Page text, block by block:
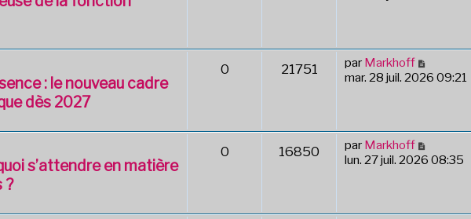
: le nouveau cadre
dès 2027
0 21751 par Markhoff
mar. 28 juil. 2026 09:21
s’attendre en matière
?
0 16850 par Markhoff
lun. 27 juil. 2026 08:35